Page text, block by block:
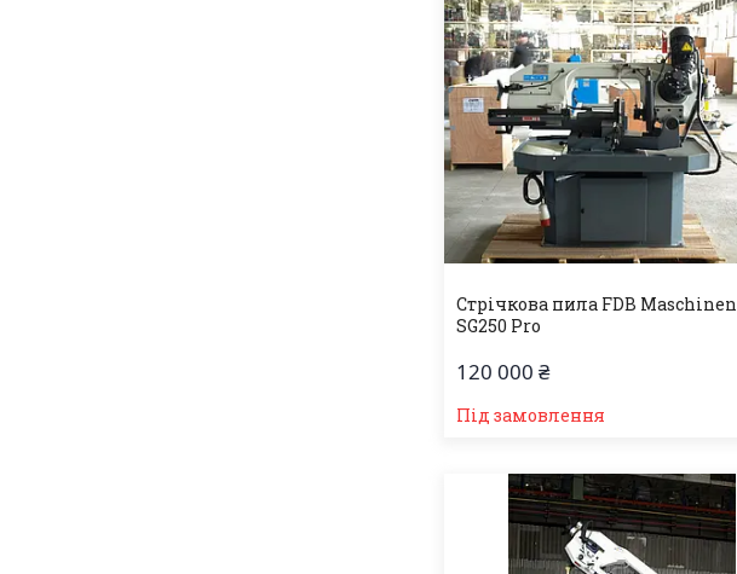
Стрічкова пила FDB Maschinen
SG250 Pro
120 000 ₴
Під замовлення